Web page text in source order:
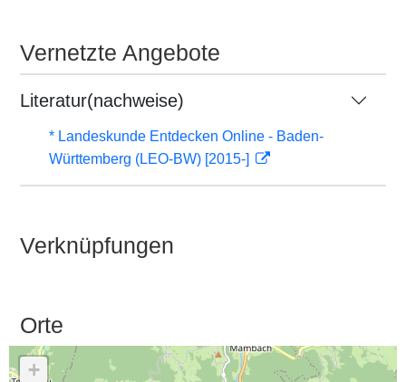
Vernetzte Angebote
Literatur(nachweise)
* Landeskunde Entdecken Online - Baden-
Württemberg (LEO-BW) [2015-]
Verknüpfungen
Orte
+